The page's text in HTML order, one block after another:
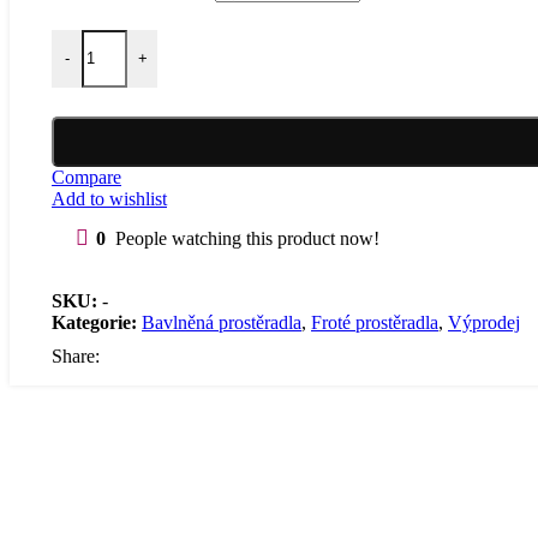
Žakar prostěradla
-
Froté prostěradlo (tyrkysové) množství
+
Compare
Add to wishlist
0 People watching this product now!
SKU: -
Kategorie: Bavlněná prostěradla, Froté prostěradla, Výprodej
Share: